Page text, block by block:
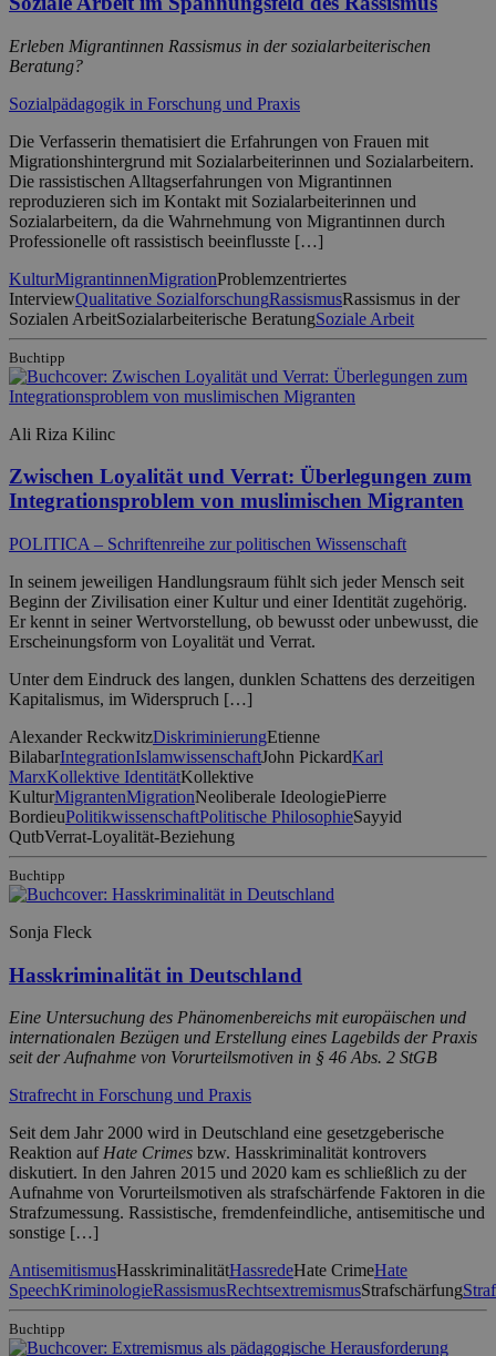
Erleben Migrantinnen Rassismus in der sozialarbeiterischen
Beratung?
Sozialpädagogik in Forschung und Praxis
Die Verfasserin thematisiert die Erfahrungen von Frauen mit
Migrationshintergrund mit Sozialarbeiterinnen und Sozialarbeitern.
Die rassistischen Alltagserfahrungen von Migrantinnen
reproduzieren sich im Kontakt mit Sozialarbeiterinnen und
Sozialarbeitern, da die Wahrnehmung von Migrantinnen durch
Professionelle oft rassistisch beeinflusste […]
KulturMigrantinnenMigrationProblemzentriertes
InterviewQualitative SozialforschungRassismusRassismus in der
Sozialen ArbeitSozialarbeiterische BeratungSoziale Arbeit
Buchtipp
Ali Riza Kilinc
Zwischen Loyalität und Verrat: Überlegungen zum
Integrationsproblem von muslimischen Migranten
POLITICA – Schriftenreihe zur politischen Wissenschaft
In seinem jeweiligen Handlungsraum fühlt sich jeder Mensch seit
Beginn der Zivilisation einer Kultur und einer Identität zugehörig.
Er kennt in seiner Wertvorstellung, ob bewusst oder unbewusst, die
Erscheinungsform von Loyalität und Verrat.
Unter dem Eindruck des langen, dunklen Schattens des derzeitigen
Kapitalismus, im Widerspruch […]
Alexander ReckwitzDiskriminierungEtienne
BilabarIntegrationIslamwissenschaftJohn PickardKarl
MarxKollektive IdentitätKollektive
KulturMigrantenMigrationNeoliberale IdeologiePierre
BordieuPolitikwissenschaftPolitische PhilosophieSayyid
QutbVerrat-Loyalität-Beziehung
Buchtipp
Sonja Fleck
Hasskriminalität in Deutschland
Eine Untersuchung des Phänomenbereichs mit europäischen und
internationalen Bezügen und Erstellung eines Lagebilds der Praxis
seit der Aufnahme von Vorurteilsmotiven in § 46 Abs. 2 StGB
Strafrecht in Forschung und Praxis
Seit dem Jahr 2000 wird in Deutschland eine gesetzgeberische
Reaktion aufHate Crimes bzw. Hasskriminalität kontrovers
diskutiert. In den Jahren 2015 und 2020 kam es schließlich zu der
Aufnahme von Vorurteilsmotiven als strafschärfende Faktoren in die
Strafzumessung. Rassistische, fremdenfeindliche, antisemitische und
sonstige […]
AntisemitismusHasskriminalitätHassredeHate CrimeHate
SpeechKriminologieRassismusRechtsextremismusStrafschärfung
Buchtipp